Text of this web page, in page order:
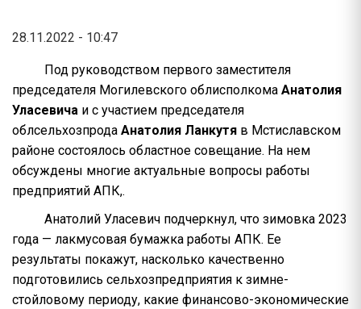
28.11.2022 - 10:47
Под руководством первого заместителя
председателя Могилевского облисполкома Анатолия
Уласевича и с участием председателя
облсельхозпрода Анатолия Ланкутя в Мстиславском
районе состоялось областное совещание. На нем
обсуждены многие актуальные вопросы работы
предприятий АПК,.
Анатолий Уласевич подчеркнул, что зимовка 2023
года — лакмусовая бумажка работы АПК. Ее
результаты покажут, насколько качественно
подготовились сельхозпредприятия к зимне-
стойловому периоду, какие финансово-экономические